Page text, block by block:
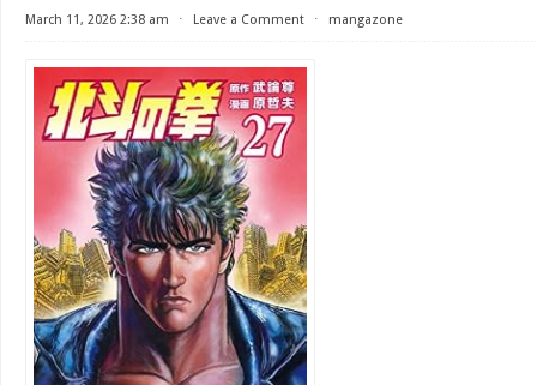
March 11, 2026 2:38 am ⋅ Leave a Comment ⋅ mangazone